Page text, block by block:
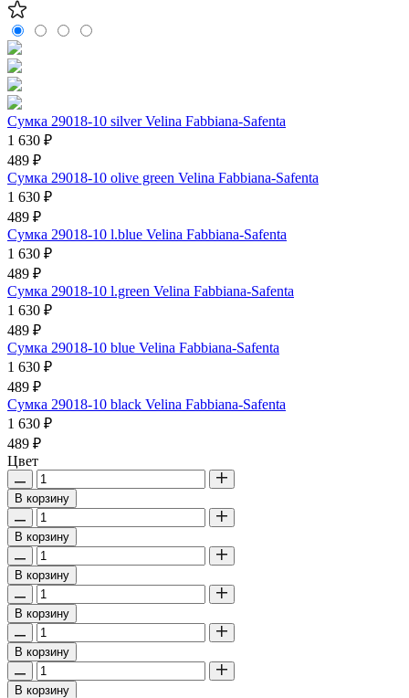
Сумка 29018-10 silver Velina Fabbiana-Safenta
1 630 ₽
489 ₽
Сумка 29018-10 olive green Velina Fabbiana-Safenta
1 630 ₽
489 ₽
Сумка 29018-10 l.blue Velina Fabbiana-Safenta
1 630 ₽
489 ₽
Сумка 29018-10 l.green Velina Fabbiana-Safenta
1 630 ₽
489 ₽
Сумка 29018-10 blue Velina Fabbiana-Safenta
1 630 ₽
489 ₽
Сумка 29018-10 black Velina Fabbiana-Safenta
1 630 ₽
489 ₽
Цвет
В корзину
В корзину
В корзину
В корзину
В корзину
В корзину